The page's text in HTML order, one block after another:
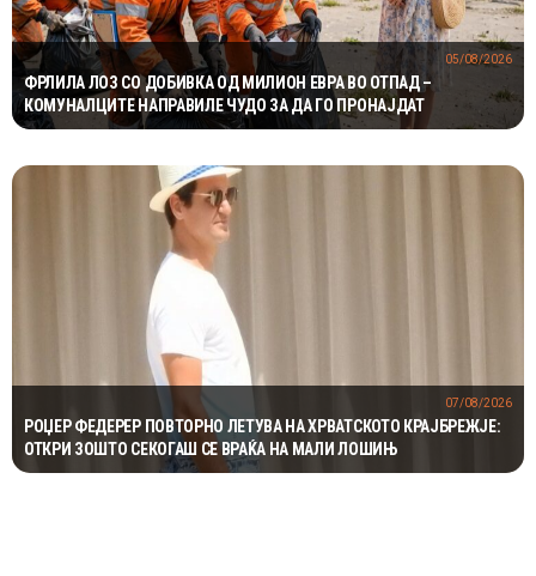
ФРЛИЛА ЛОЗ СО ДОБИВКА ОД МИЛИОН ЕВРА ВО ОТПАД –
КОМУНАЛЦИТЕ НАПРАВИЛЕ ЧУДО ЗА ДА ГО ПРОНАЈДАТ
05/08/2026
РОЏЕР ФЕДЕРЕР ПОВТОРНО ЛЕТУВА НА ХРВАТСКОТО КРАЈБРЕЖЈЕ:
ОТКРИ ЗОШТО СЕКОГАШ СЕ ВРАЌА НА МАЛИ ЛОШИЊ
07/08/2026